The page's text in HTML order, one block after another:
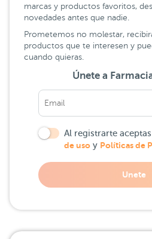
marcas y productos favoritos,
novedades antes que nadie.
Prometemos no molestar,
productos que te interesen y
cuando quieras.
Únete a
Al registrarte
de uso y Políticas de
Unete